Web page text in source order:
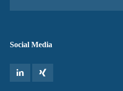
Social Media